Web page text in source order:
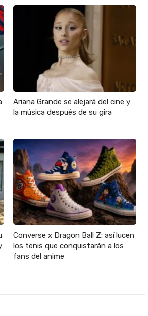
Ariana Grande se alejará del cine y
la música después de su gira
Converse x Dragon Ball Z: así lucen
los tenis que conquistarán a los
fans del anime